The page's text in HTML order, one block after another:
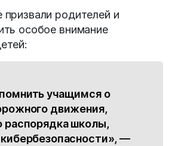
призвали родителей и
особое внимание
учащимся о
движения,
распорядка школы,
—